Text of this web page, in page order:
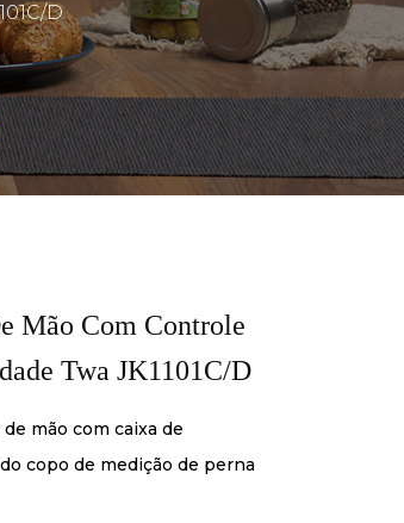
D
Mão Com Controle
Twa JK1101C/D
mão com caixa de
copo de medição de perna